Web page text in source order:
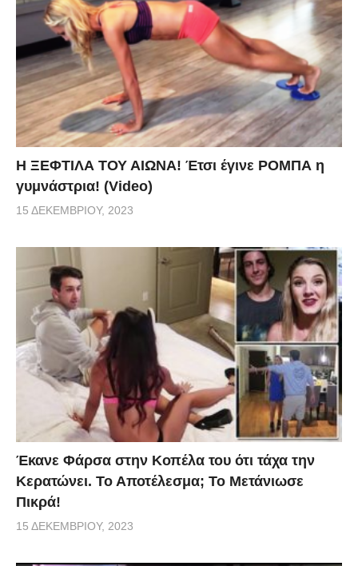
Η ΞΕΦΤΙΛΑ ΤΟΥ ΑΙΩΝΑ! Έτσι έγινε ΡΟΜΠΑ η
γυμνάστρια! (Video)
15 ΔΕΚΕΜΒΡΊΟΥ, 2023
Έκανε Φάρσα στην Κοπέλα του ότι τάχα την
Κερατώνει. Το Αποτέλεσμα; Το Μετάνιωσε
Πικρά!
15 ΔΕΚΕΜΒΡΊΟΥ, 2023